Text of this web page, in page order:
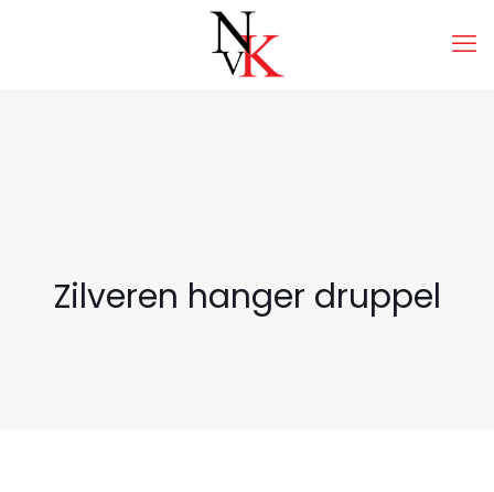
Zilveren hanger druppel